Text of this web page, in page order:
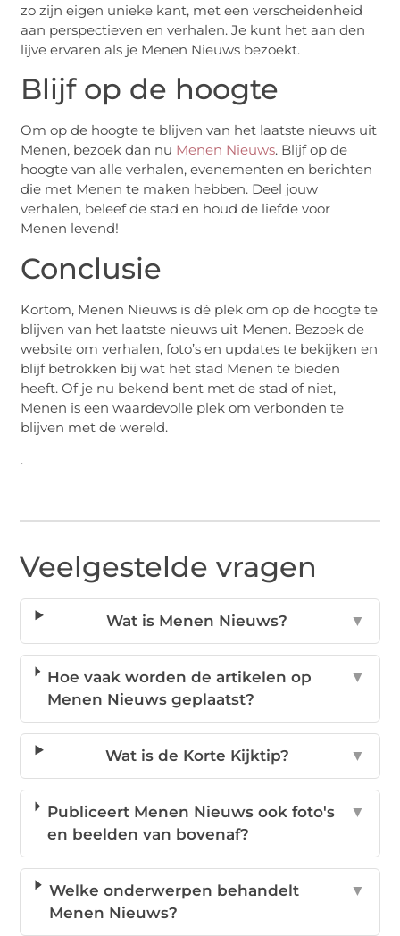
zo zijn eigen unieke kant, met een verscheidenheid
aan perspectieven en verhalen. Je kunt het aan den
lijve ervaren als je Menen Nieuws bezoekt.
Blijf op de hoogte
Om op de hoogte te blijven van het laatste nieuws uit
Menen, bezoek dan nu Menen Nieuws. Blijf op de
hoogte van alle verhalen, evenementen en berichten
die met Menen te maken hebben. Deel jouw
verhalen, beleef de stad en houd de liefde voor
Menen levend!
Conclusie
Kortom, Menen Nieuws is dé plek om op de hoogte te
blijven van het laatste nieuws uit Menen. Bezoek de
website om verhalen, foto’s en updates te bekijken en
blijf betrokken bij wat het stad Menen te bieden
heeft. Of je nu bekend bent met de stad of niet,
Menen is een waardevolle plek om verbonden te
blijven met de wereld.
.
Veelgestelde vragen
Wat is Menen Nieuws? ▼
Hoe vaak worden de artikelen op
Menen Nieuws geplaatst?
▼
Wat is de Korte Kijktip? ▼
Publiceert Menen Nieuws ook foto's
en beelden van bovenaf?
▼
Welke onderwerpen behandelt
Menen Nieuws?
▼